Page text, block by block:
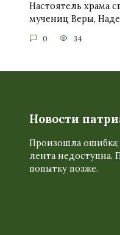
Настоятель храма
мучениц Веры,
0 34
Новости
Произошла
лента недоступна.
попытку позже.